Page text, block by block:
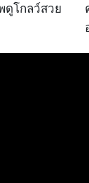
ดูโกลว์สวย